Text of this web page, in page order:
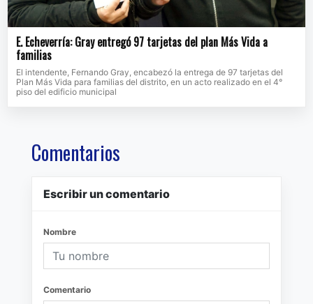
E. Echeverría: Gray entregó 97 tarjetas del plan Más Vida a
familias
El intendente, Fernando Gray, encabezó la entrega de 97 tarjetas del
Plan Más Vida para familias del distrito, en un acto realizado en el 4°
piso del edificio municipal
Comentarios
Escribir un comentario
Nombre
Comentario